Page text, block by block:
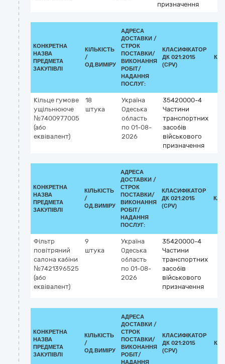
призначення
КОНКРЕТНА
НАЗВА
ПРЕДМЕТА
ЗАКУПІВЛІ
КІЛЬКІСТЬ
/
ОД.ВИМІРУ
АДРЕСА
ДОСТАВКИ /
СТРОК
ПОСТАВКИ/
ВИКОНАННЯ
РОБІТ/
НАДАННЯ
ПОСЛУГ:
КЛАСИФІКАТОР
ДК 021:2015
(CPV)
Кільце гумове
ущільнююче
№7400977005
(або
еквівалент)
18
штука
Україна
Одеська
область
по 01-08-
2026
35420000-4
Частини
транспортних
засобів
військового
призначення
КОНКРЕТНА
НАЗВА
ПРЕДМЕТА
ЗАКУПІВЛІ
КІЛЬКІСТЬ
/
ОД.ВИМІРУ
АДРЕСА
ДОСТАВКИ /
СТРОК
ПОСТАВКИ/
ВИКОНАННЯ
РОБІТ/
НАДАННЯ
ПОСЛУГ:
КЛАСИФІКАТОР
ДК 021:2015
(CPV)
Фільтр
повітряний
салона кабіни
№7421396525
(або
еквівалент)
9
штука
Україна
Одеська
область
по 01-08-
2026
35420000-4
Частини
транспортних
засобів
військового
призначення
КОНКРЕТНА
НАЗВА
ПРЕДМЕТА
ЗАКУПІВЛІ
КІЛЬКІСТЬ
/
ОД.ВИМІРУ
АДРЕСА
ДОСТАВКИ /
СТРОК
ПОСТАВКИ/
ВИКОНАННЯ
РОБІТ/
НАДАННЯ
КЛАСИФІКАТОР
ДК 021:2015
(CPV)